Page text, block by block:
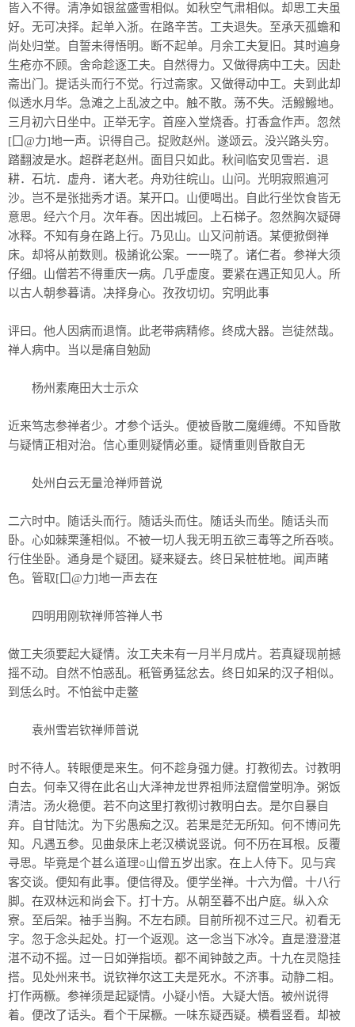
皆入不得。清净如银盆盛雪相似。如秋空气肃相似。却思工夫虽
好。无可决择。起单入浙。在路辛苦。工夫退失。至承天孤蟾和
尚处归堂。自誓未得悟明。断不起单。月余工夫复旧。其时遍身
生疮亦不顾。舍命趁逐工夫。自然得力。又做得病中工夫。因赴
斋出门。提话头而行不觉。行过斋家。又做得动中工。夫到此却
似透水月华。急滩之上乱波之中。触不散。荡不失。活鱍鱍地。
三月初六日坐中。正举无字。首座入堂烧香。打香盒作声。忽然
[囗@力]地一声。识得自己。捉败赵州。遂颂云。没兴路头穷。
踏翻波是水。超群老赵州。面目只如此。秋间临安见雪岩．退
耕．石坑．虚舟．诸大老。舟劝往皖山。山问。光明寂照遍河
沙。岂不是张拙秀才语。某开口。山便喝出。自此行坐饮食皆无
意思。经六个月。次年春。因出城回。上石梯子。忽然胸次疑碍
冰释。不知有身在路上行。乃见山。山又问前语。某便掀倒禅
床。却将从前数则。极誵讹公案。一一晓了。诸仁者。参禅大须
仔细。山僧若不得重庆一病。几乎虚度。要紧在遇正知见人。所
以古人朝参暮请。决择身心。孜孜切切。究明此事
评曰。他人因病而退惰。此老带病精修。终成大器。岂徒然哉。
禅人病中。当以是痛自勉励
杨州素庵田大士示众
近来笃志参禅者少。才参个话头。便被昏散二魔缠缚。不知昏散
与疑情正相对治。信心重则疑情必重。疑情重则昏散自无
处州白云无量沧禅师普说
二六时中。随话头而行。随话头而住。随话头而坐。随话头而
卧。心如棘栗蓬相似。不被一切人我无明五欲三毒等之所吞啖。
行住坐卧。通身是个疑团。疑来疑去。终日呆桩桩地。闻声睹
色。管取[囗@力]地一声去在
四明用刚软禅师答禅人书
做工夫须要起大疑情。汝工夫未有一月半月成片。若真疑现前撼
摇不动。自然不怕惑乱。秖管勇猛忿去。终日如呆的汉子相似。
到恁么时。不怕瓮中走鳖
袁州雪岩钦禅师普说
时不待人。转眼便是来生。何不趁身强力健。打教彻去。讨教明
白去。何幸又得在此名山大泽神龙世界祖师法窟僧堂明净。粥饭
清洁。汤火稳便。若不向这里打教彻讨教明白去。是尔自暴自
弃。自甘陆沈。为下劣愚痴之汉。若果是茫无所知。何不博问先
知。凡遇五参。见曲彔床上老汉横说竖说。何不历在耳根。反覆
寻思。毕竟是个甚么道理○山僧五岁出家。在上人侍下。见与宾
客交谈。便知有此事。便信得及。便学坐禅。十六为僧。十八行
脚。在双林远和尚会下。打十方。从朝至暮不出户庭。纵入众
寮。至后架。袖手当胸。不左右顾。目前所视不过三尺。初看无
字。忽于念头起处。打一个返观。这一念当下冰冷。直是澄澄湛
湛不动不摇。过一日如弹指顷。都不闻钟鼓之声。十九在灵隐挂
搭。见处州来书。说钦禅尔这工夫是死水。不济事。动静二相。
打作两橛。参禅须是起疑情。小疑小悟。大疑大悟。被州说得
着。便改了话头。看个干屎橛。一味东疑西疑。横看竖看。却被